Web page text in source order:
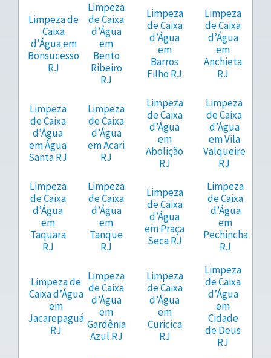
Limpeza de
Caixa
d’Água em
Bonsucesso
RJ
Limpeza
de Caixa
d’Água
em
Bento
Ribeiro
RJ
Limpeza
de Caixa
d’Água
em
Barros
Filho RJ
Limpeza
de Caixa
d’Água
em
Anchieta
RJ
Limpeza
de Caixa
d’Água
em Água
Santa RJ
Limpeza
de Caixa
d’Água
em Acari
RJ
Limpeza
de Caixa
d’Água
em
Abolição
RJ
Limpeza
de Caixa
d’Água
em Vila
Valqueire
RJ
Limpeza
de Caixa
d’Água
em
Taquara
RJ
Limpeza
de Caixa
d’Água
em
Tanque
RJ
Limpeza
de Caixa
d’Água
em Praça
Seca RJ
Limpeza
de Caixa
d’Água
em
Pechincha
RJ
Limpeza de
Caixa d’Água
em
Jacarepaguá
RJ
Limpeza
de Caixa
d’Água
em
Gardênia
Azul RJ
Limpeza
de Caixa
d’Água
em
Curicica
RJ
Limpeza
de Caixa
d’Água
em
Cidade
de Deus
RJ